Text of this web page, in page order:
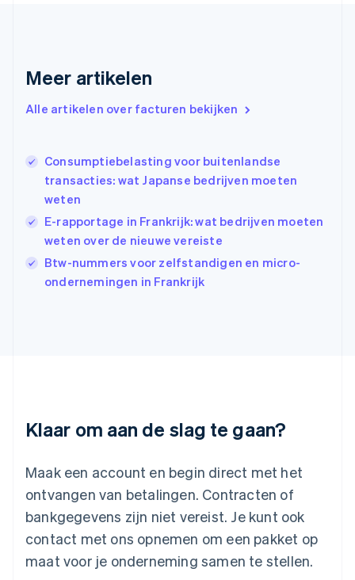
Meer artikelen
Alle artikelen over facturen bekijken
Consumptiebelasting voor buitenlandse
transacties: wat Japanse bedrijven moeten
weten
E-rapportage in Frankrijk: wat bedrijven moeten
weten over de nieuwe vereiste
Btw-nummers voor zelfstandigen en micro-
ondernemingen in Frankrijk
Klaar om aan de slag te gaan?
Maak een account en begin direct met het
ontvangen van betalingen. Contracten of
bankgegevens zijn niet vereist. Je kunt ook
contact met ons opnemen om een pakket op
maat voor je onderneming samen te stellen.
Gibraltar
English
Hongkong SAR, China
English
Ierland
English
India
English
Italië
Litouwen
Luxemburg
Maleisië
English简体中文
Malta
English
Mexico